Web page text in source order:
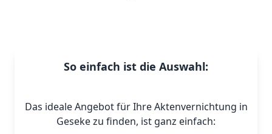
So einfach ist die Auswahl:
Das ideale Angebot für Ihre Aktenvernichtung in
Geseke zu finden, ist ganz einfach: